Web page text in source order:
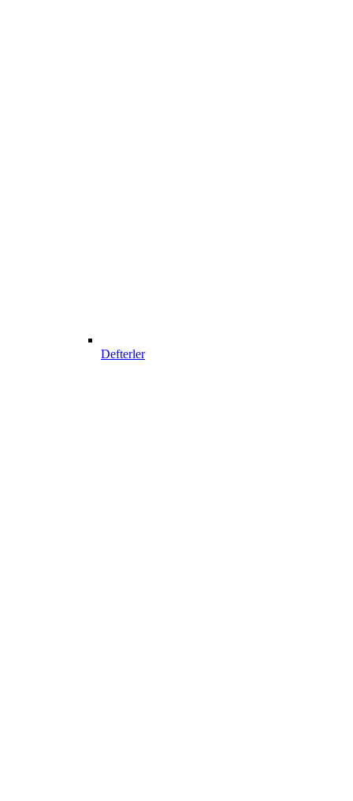
Defterler